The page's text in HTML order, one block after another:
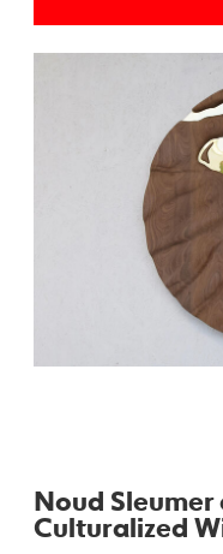
Noud
Culturalized